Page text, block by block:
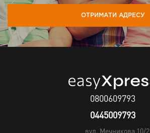
ОТРИМАТИ АДРЕСУ
0800609793
0445009793
вул. Мечникова 10/2